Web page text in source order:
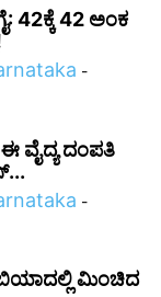
42ಕ್ಕೆ 42 ಅಂಕ
-
ಈ ವೈದ್ಯ ದಂಪತಿ
-
ಮಿಂಚಿದ